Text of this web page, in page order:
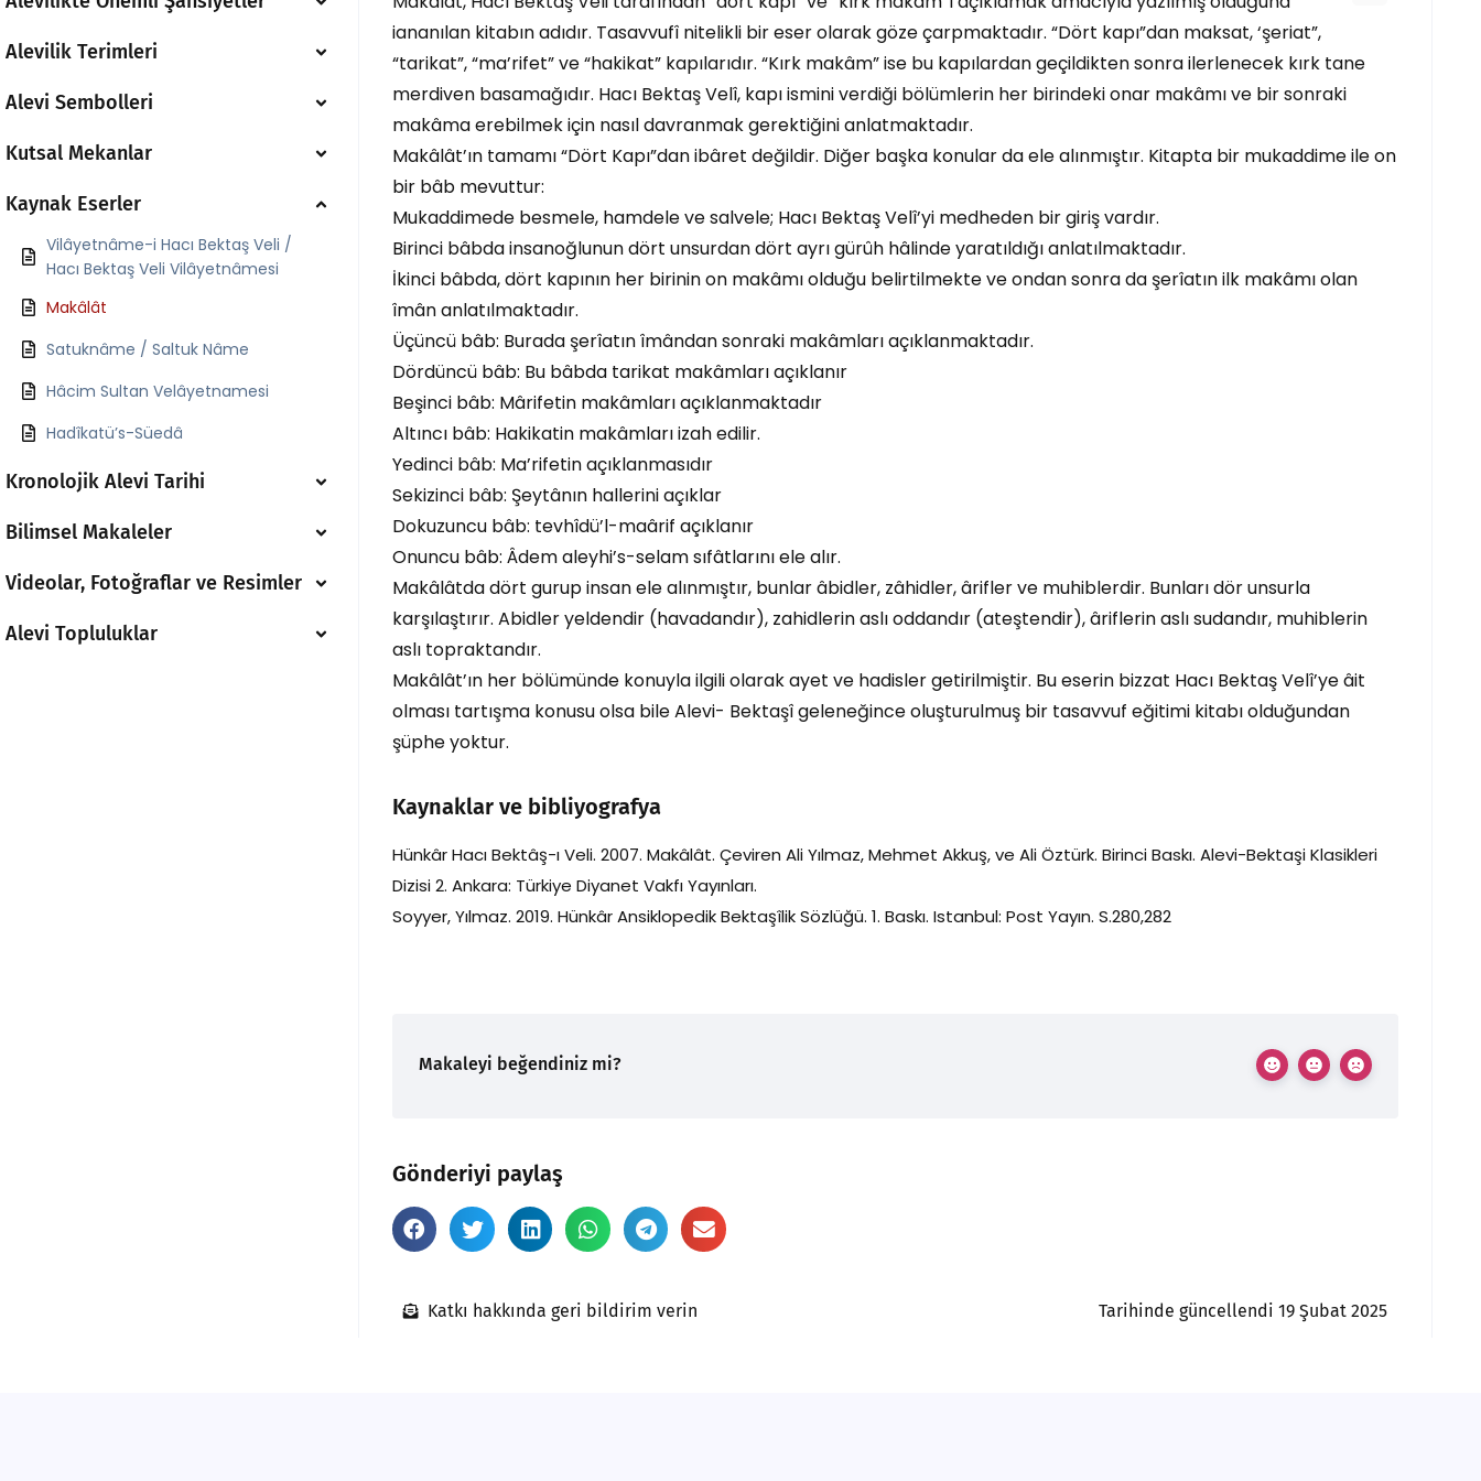
Alevilik Terimleri
Alevi Sembolleri
Kutsal Mekanlar
Kaynak Eserler
Vilâyetnâme-i Hacı Bektaş Veli /
Hacı Bektaş Veli Vilâyetnâmesi
Makâlât
Satuknâme / Saltuk Nâme
Hâcim Sultan Velâyetnamesi
Hadîkatü’s-Süedâ
Kronolojik Alevi Tarihi
Bilimsel Makaleler
Videolar, Fotoğraflar ve Resimler
Alevi Topluluklar
iananılan kitabın adıdır. Tasavvufî nitelikli bir eser olarak göze çarpmaktadır. “Dört kapı”dan maksat, ‘şeriat”,
“tarikat”, “ma’rifet” ve “hakikat” kapılarıdır. “Kırk makâm” ise bu kapılardan geçildikten sonra ilerlenecek kırk tane
merdiven basamağıdır. Hacı Bektaş Velî, kapı ismini verdiği bölümlerin her birindeki onar makâmı ve bir sonraki
makâma erebilmek için nasıl davranmak gerektiğini anlatmaktadır.
Makâlât’ın tamamı “Dört Kapı”dan ibâret değildir. Diğer başka konular da ele alınmıştır. Kitapta bir mukaddime ile on
bir bâb mevuttur:
Mukaddimede besmele, hamdele ve salvele; Hacı Bektaş Velî’yi medheden bir giriş vardır.
Birinci bâbda insanoğlunun dört unsurdan dört ayrı gürûh hâlinde yaratıldığı anlatılmaktadır.
İkinci bâbda, dört kapının her birinin on makâmı olduğu belirtilmekte ve ondan sonra da şerîatın ilk makâmı olan
îmân anlatılmaktadır.
Üçüncü bâb: Burada şerîatın îmândan sonraki makâmları açıklanmaktadır.
Dördüncü bâb: Bu bâbda tarikat makâmları açıklanır
Beşinci bâb: Mârifetin makâmları açıklanmaktadır
Altıncı bâb: Hakikatin makâmları izah edilir.
Yedinci bâb: Ma’rifetin açıklanmasıdır
Sekizinci bâb: Şeytânın hallerini açıklar
Dokuzuncu bâb: tevhîdü’l-maârif açıklanır
Onuncu bâb: Âdem aleyhi’s-selam sıfâtlarını ele alır.
Makâlâtda dört gurup insan ele alınmıştır, bunlar âbidler, zâhidler, ârifler ve muhiblerdir. Bunları dör unsurla
karşılaştırır. Abidler yeldendir (havadandır), zahidlerin aslı oddandır (ateştendir), âriflerin aslı sudandır, muhiblerin
aslı topraktandır.
Makâlât’ın her bölümünde konuyla ilgili olarak ayet ve hadisler getirilmiştir. Bu eserin bizzat Hacı Bektaş Velî’ye âit
olması tartışma konusu olsa bile Alevi- Bektaşî geleneğince oluşturulmuş bir tasavvuf eğitimi kitabı olduğundan
şüphe yoktur.
Kaynaklar ve bibliyografya
Hünkâr Hacı Bektâş-ı Veli. 2007. Makâlât. Çeviren Ali Yılmaz, Mehmet Akkuş, ve Ali Öztürk. Birinci Baskı. Alevi-Bektaşi Klasikleri
Dizisi 2. Ankara: Türkiye Diyanet Vakfı Yayınları.
Soyyer, Yılmaz. 2019. Hünkâr Ansiklopedik Bektaşîlik Sözlüğü. 1. Baskı. Istanbul: Post Yayın. S.280,282
Makaleyi beğendiniz mi?
Gönderiyi paylaş
Katkı hakkında geri bildirim verin Tarihinde güncellendi 19 Şubat 2025